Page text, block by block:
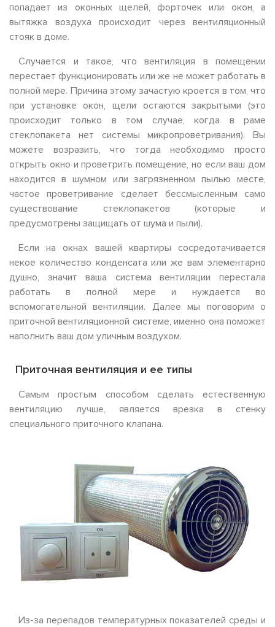
попадает из оконных щелей, форточек или окон, а
вытяжка воздуха происходит через вентиляционный
стояк в доме.
Случается и такое, что вентиляция в помещении
перестает функционировать или же не может работать в
полной мере. Причина этому зачастую кроется в том, что
при установке окон, щели остаются закрытыми (это
происходит только в том случае, когда в раме
стеклопакета нет системы микропроветривания). Вы
можете возразить, что тогда необходимо просто
открыть окно и проветрить помещение, но если ваш дом
находится в шумном или загрязненном пылью месте,
частое проветривание сделает бессмысленным само
существование стеклопакетов (которые и
предусмотрены защищать от шума и пыли).
Если на окнах вашей квартиры сосредотачивается
некое количество конденсата или же вам элементарно
душно, значит ваша система вентиляции перестала
работать в полной мере и нуждается во
вспомогательной вентиляции. Далее мы поговорим о
приточной вентиляционной системе, именно она поможет
наполнить ваш дом уличным воздухом.
Приточная вентиляция и ее типы
Самым простым способом сделать естественную
вентиляцию лучше, является врезка в стенку
специального приточного клапана.
Из-за перепадов температурных показателей среды и